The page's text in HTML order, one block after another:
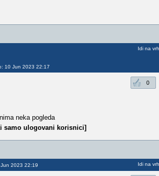
10 Jun 2023 22:17
Idi na vrh
0
neka pogleda
samo ulogovani korisnici]
2023 22:19 Idi na vrh